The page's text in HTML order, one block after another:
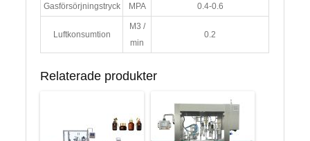
Gasförsörjningstryck MPA 0.4-0.6
Luftkonsumtion
M3 /
min
0.2
Relaterade produkter